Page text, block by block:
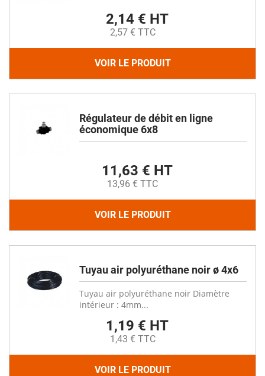
2,14 € HT
2,57 € TTC
VOIR LE PRODUIT
Régulateur de débit en ligne
économique 6x8
11,63 € HT
13,96 € TTC
VOIR LE PRODUIT
Tuyau air polyuréthane noir ø 4x6
Tuyau air polyuréthane noir Diamètre
intérieur : 4mm...
1,19 € HT
1,43 € TTC
VOIR LE PRODUIT